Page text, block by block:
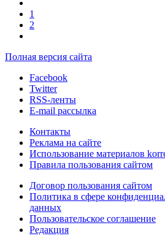
1
2
Полная версия сайта
Facebook
Twitter
RSS-ленты
E-mail рассылка
Контакты
Реклама на сайте
Использование материалов
Правила пользования сайтом
Договор пользования сайтом
Политика в сфере
данных
Пользовательское соглашение
Редакция